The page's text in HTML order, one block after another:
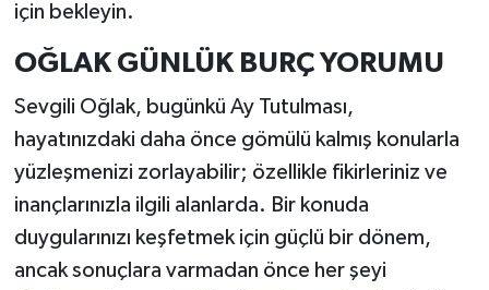
için bekleyin.
OĞLAK GÜNLÜK BURÇ YORUMU
Sevgili Oğlak, bugünkü Ay Tutulması,
hayatınızdaki daha önce gömülü kalmış konularla
yüzleşmenizi zorlayabilir; özellikle fikirleriniz ve
inançlarınızla ilgili alanlarda. Bir konuda
duygularınızı keşfetmek için güçlü bir dönem,
ancak sonuçlara varmadan önce her şeyi